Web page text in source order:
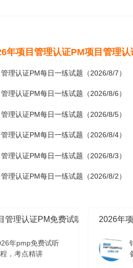
理认证PM每日一练试题（2026/8/7）
理认证PM每日一练试题（2026/8/6）
理认证PM每日一练试题（2026/8/5）
理认证PM每日一练试题（2026/8/4）
理认证PM每日一练试题（2026/8/3）
理认证PM每日一练试题（2026/8/2）
管理认证PM免费试听课程
年pmp免费试听
，考点精讲
2026年